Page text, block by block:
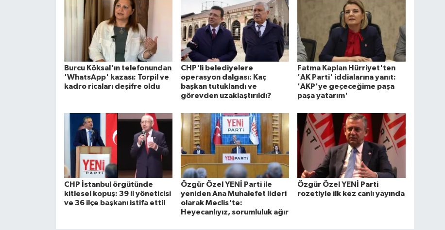
Burcu Köksal'ın telefonundan
'WhatsApp' kazası: Torpil ve
kadro ricaları deşifre oldu
CHP'li belediyelere
operasyon dalgası: Kaç
başkan tutuklandı ve
görevden uzaklaştırıldı?
Fatma Kaplan Hürriyet'ten
'AK Parti' iddialarına yanıt:
'AKP'ye geçeceğime paşa
paşa yatarım'
CHP İstanbul örgütünde
kitlesel kopuş: 39 il yöneticisi
ve 36 ilçe başkanı istifa etti!
Özgür Özel YENİ Parti ile
yeniden Ana Muhalefet lideri
olarak Meclis'te:
Heyecanlıyız, sorumluluk ağır
Özgür Özel YENİ Parti
rozetiyle ilk kez canlı yayında